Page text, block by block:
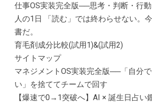
仕事OS実装完全版──思考・判断・行
人の1日 「読む」では終わらせない。
書だ。
育毛剤成分比較(試用1)&(試用2)
サイトマップ
マネジメントOS実装完全版──「自分
い」を捨ててチームで回す
【爆速で0→1突破へ】AI × 誕生日占い